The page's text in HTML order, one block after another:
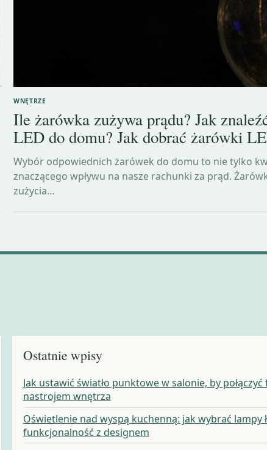
WNĘTRZE
Ile żarówka zużywa prądu? Jak
LED do domu? Jak dobrać żarówki
Wybór odpowiednich żarówek do domu to nie tylko
znaczącego wpływu na nasze rachunki za prąd.
zużycia…
Ostatnie wpisy
Jak ustawić światło punktowe w salonie, by
nastrojem wnętrza
Oświetlenie nad wyspą kuchenną: jak wybrać lampy
funkcjonalność z designem